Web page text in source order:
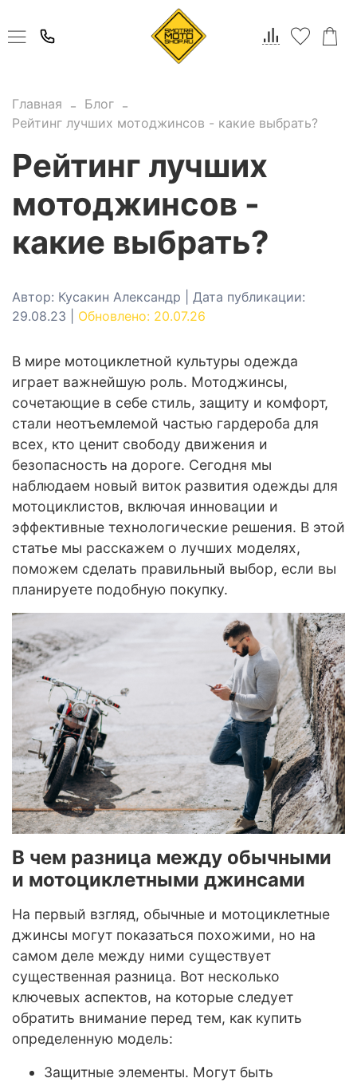
Главная
Блог
Рейтинг лучших мотоджинсов - какие выбрать?
Рейтинг лучших
мотоджинсов -
какие выбрать?
Автор: Кусакин Александр | Дата публикации:
29.08.23 | Обновлено: 20.07.26
В мире мотоциклетной культуры одежда
играет важнейшую роль. Мотоджинсы,
сочетающие в себе стиль, защиту и комфорт,
стали неотъемлемой частью гардероба для
всех, кто ценит свободу движения и
безопасность на дороге. Сегодня мы
наблюдаем новый виток развития одежды для
мотоциклистов, включая инновации и
эффективные технологические решения. В этой
статье мы расскажем о лучших моделях,
поможем сделать правильный выбор, если вы
планируете подобную покупку.
В чем разница между обычными
и мотоциклетными джинсами
На первый взгляд, обычные и мотоциклетные
джинсы могут показаться похожими, но на
самом деле между ними существует
существенная разница. Вот несколько
ключевых аспектов, на которые следует
обратить внимание перед тем, как купить
определенную модель:
Защитные элементы. Могут быть